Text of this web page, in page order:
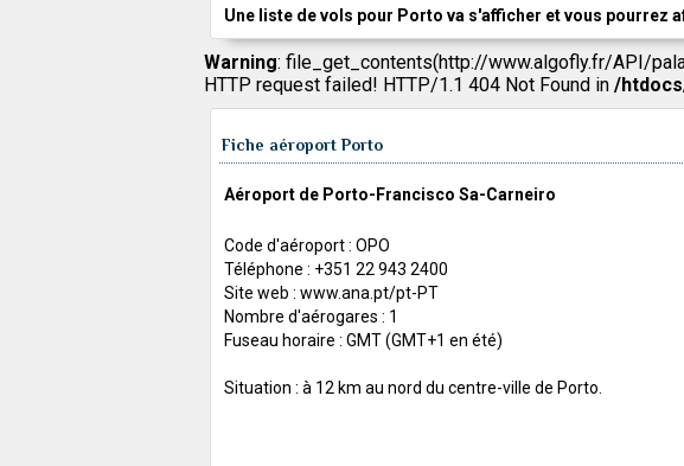
Une liste de vols pour Porto va s'afficher et vous pourrez
Warning: file_get_contents(http://www.algofly.fr/API/
HTTP request failed! HTTP/1.1 404 Not Found in /
Fiche aéroport Porto
Aéroport de Porto-Francisco Sa-Carneiro
Code d'aéroport : OPO
Téléphone : +351 22 943 2400
Site web : www.ana.pt/pt-PT
Nombre d'aérogares : 1
Fuseau horaire : GMT (GMT+1 en été)
Situation : à 12 km au nord du centre-ville de Porto.